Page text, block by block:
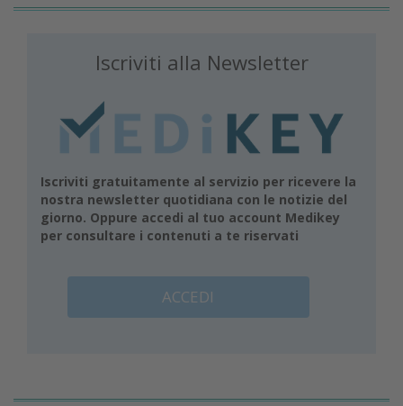
Iscriviti alla Newsletter
Iscriviti gratuitamente al servizio per ricevere la
nostra newsletter quotidiana con le notizie del
giorno. Oppure accedi al tuo account Medikey
per consultare i contenuti a te riservati
ACCEDI